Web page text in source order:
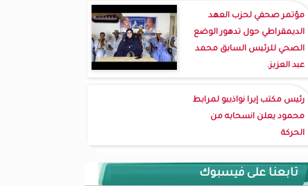
مؤتمر صحفي لحزب العهد
الديمقراطي حول تدهور الوضع
الصحي للرئيس السابق محمد
عبد العزيز.
رئيس مكتب إيرا نواذيبو لمرابط
محمود يعلن انسحابه من
الحركة
تابعنا على فيسبوك